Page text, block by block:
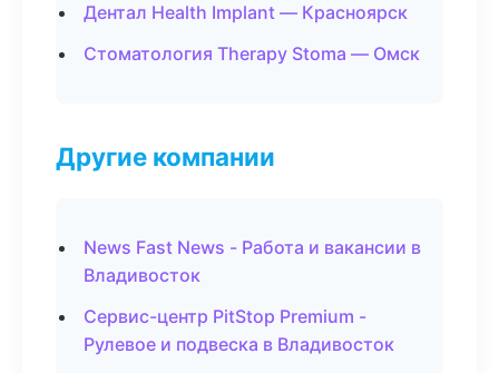
Дентал Health Implant — Красноярск
Стоматология Therapy Stoma — Омск
Другие компании
News Fast News - Работа и вакансии в
Владивосток
Сервис-центр PitStop Premium -
Рулевое и подвеска в Владивосток